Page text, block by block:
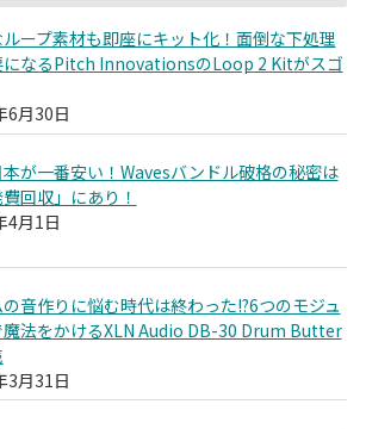
ループ素材も即座にキット化！面倒な下処理
になるPitch InnovationsのLoop 2 Kitがスゴ
6月30日
が一番安い！Wavesバンドル破格の秘密は
費回収」にあり！
4月1日
の音作りに悩む時代は終わった!?6つのモジュ
魔法をかけるXLN Audio DB-30 Drum Butter
3月31日